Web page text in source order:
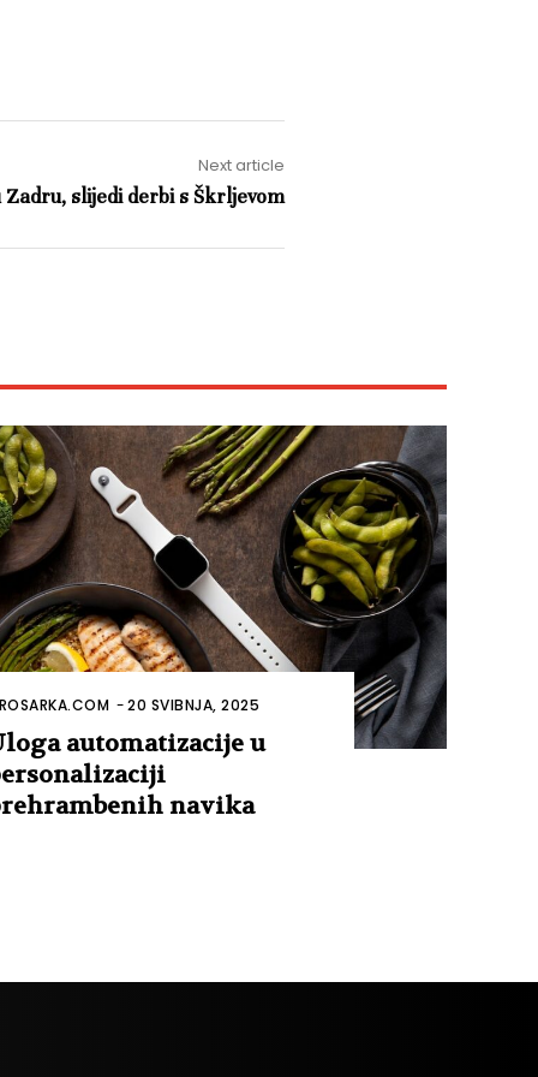
Next article
slijedi derbi s Škrljevom
-20 SVIBNJA, 2025
automatizacije u
navika